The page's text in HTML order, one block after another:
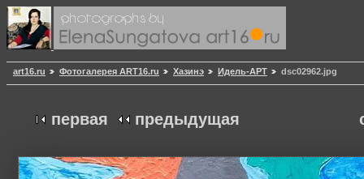
art16.ru Фотогалерея ART16.ru Хазинэ Идель-АРТ dsc02962.jpg
первая предыдущая